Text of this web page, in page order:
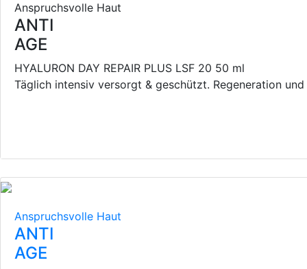
Anspruchsvolle Haut
ANTI
AGE
HYALURON DAY REPAIR PLUS LSF 20 50 ml
Täglich intensiv versorgt & geschützt. Regeneration
Anspruchsvolle Haut
ANTI
AGE